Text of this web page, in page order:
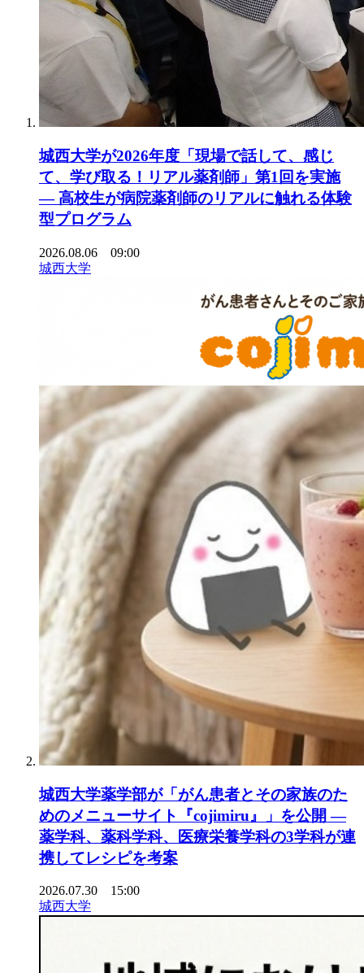
城西大学が2026年度「現場で話して、感じ
て、学び取る！リアル薬剤師」第1回を実施
― 高校生が病院薬剤師のリアルに触れる体験
型プログラム
2026.08.06 09:00
城西大学
城西大学薬学部が「がん患者とその家族のた
めのメニューサイト『cojimiru』」を公開 ―
薬学科、薬科学科、医療栄養学科の3学科が連
携してレシピを考案
2026.07.30 15:00
城西大学